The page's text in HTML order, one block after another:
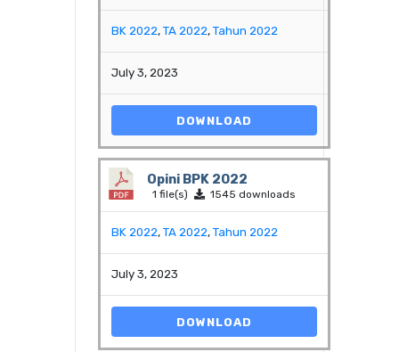
BK 2022, TA 2022, Tahun 2022
July 3, 2023
DOWNLOAD
Opini BPK 2022
1 file(s) 1545 downloads
BK 2022, TA 2022, Tahun 2022
July 3, 2023
DOWNLOAD